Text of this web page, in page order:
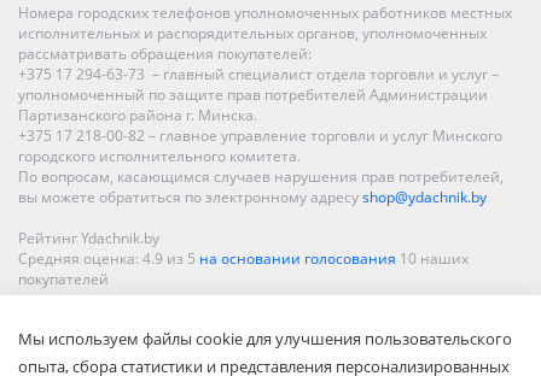
Номера городских телефонов уполномоченных работников местных
исполнительных и распорядительных органов, уполномоченных
рассматривать обращения покупателей:
+375 17 294-63-73 – главный специалист отдела торговли и услуг –
уполномоченный по защите прав потребителей Администрации
Партизанского района г. Минска.
+375 17 218-00-82 – главное управление торговли и услуг Минского
городского исполнительного комитета.
По вопросам, касающимся случаев нарушения прав потребителей,
вы можете обратиться по электронному адресуshop@ydachnik.by
Рейтинг Ydachnik.by
Средняя оценка: 4.9 из 5 на основании голосования 10 наших
покупателей
Гродно, Могилеве, Бобруйске, Барановичах, Молодечно,
Новополоцке, Пинске, Солигорске. При заказе в интернет-магазине
Мы используем файлы cookie для улучшения пользовательского
опыта, сбора статистики и представления персонализированных